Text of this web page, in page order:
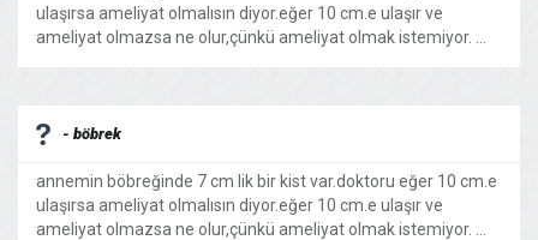
ulaşırsa ameliyat olmalısın diyor.eğer 10 cm.e ulaşır ve
ameliyat olmazsa ne olur,çünkü ameliyat olmak istemiyor. ...
- böbrek
annemin böbreğinde 7 cm lik bir kist var.doktoru eğer 10 cm.e
ulaşırsa ameliyat olmalısın diyor.eğer 10 cm.e ulaşır ve
ameliyat olmazsa ne olur,çünkü ameliyat olmak istemiyor. ...